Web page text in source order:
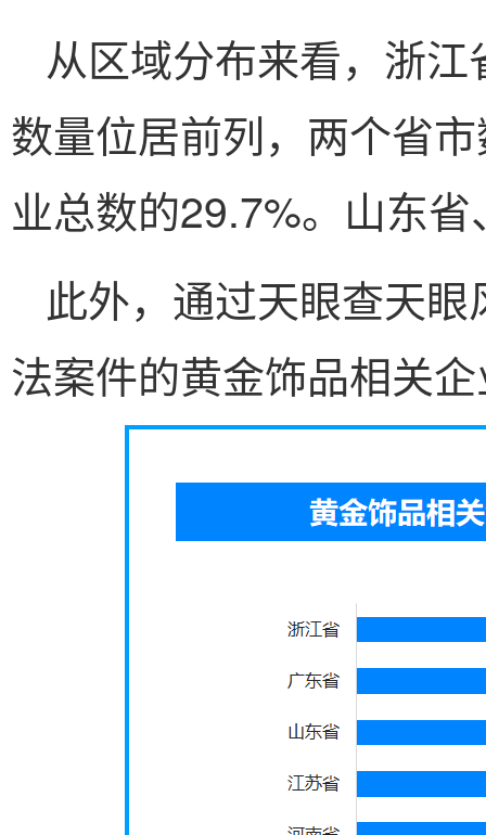
从区域分布来看，浙
数量位居前列，两个省
业总数的29.7%。山东
此外，通过天眼查天
法案件的黄金饰品相关